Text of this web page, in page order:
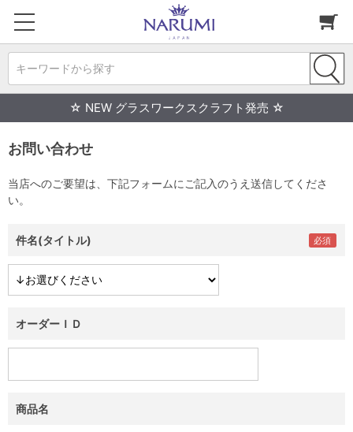
キーワードから探す
☆ NEW グラスワークスクラフト発売 ☆
お問い合わせ
当店へのご要望は、下記フォームにご記入のうえ送信してくださ
い。
件名(タイトル)
オーダーＩＤ
商品名